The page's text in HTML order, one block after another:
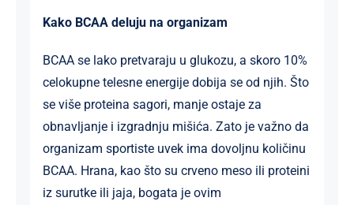
Kako BCAA deluju na organizam
BCAA se lako pretvaraju u glukozu, a skoro 10%
celokupne telesne energije dobija se od njih. Što
se više proteina sagori, manje ostaje za
obnavljanje i izgradnju mišića. Zato je važno da
organizam sportiste uvek ima dovoljnu količinu
BCAA. Hrana, kao što su crveno meso ili proteini
iz surutke ili jaja, bogata je ovim